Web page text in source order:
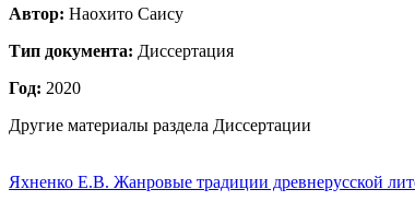
Автор: Наохито Саису
Тип документа: Диссертация
Год: 2020
Другие материалы раздела Диссертации
Яхненко Е.В. Жанровые традиции древнерусской